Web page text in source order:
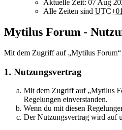
Aktuelle Zeit: 07 Aug
Alle Zeiten sind
Mytilus Forum -
Mit dem Zugriff auf „Mytilus Forum“
1. Nutzungsvertrag
Mit dem Zugriff auf „Mytilus
Regelungen einverstanden.
Wenn du mit diesen
Der Nutzungsvertrag wird auf